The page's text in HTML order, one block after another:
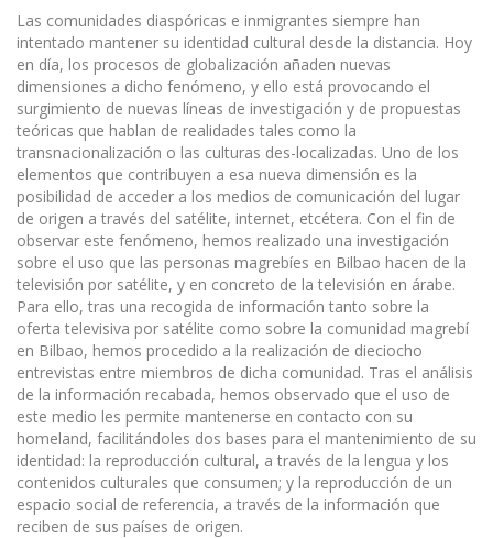
Las comunidades diaspóricas e inmigrantes siempre han
intentado mantener su identidad cultural desde la distancia. Hoy
en día, los procesos de globalización añaden nuevas
dimensiones a dicho fenómeno, y ello está provocando el
surgimiento de nuevas líneas de investigación y de propuestas
teóricas que hablan de realidades tales como la
transnacionalización o las culturas des-localizadas. Uno de los
elementos que contribuyen a esa nueva dimensión es la
posibilidad de acceder a los medios de comunicación del lugar
de origen a través del satélite, internet, etcétera. Con el fin de
observar este fenómeno, hemos realizado una investigación
sobre el uso que las personas magrebíes en Bilbao hacen de la
televisión por satélite, y en concreto de la televisión en árabe.
Para ello, tras una recogida de información tanto sobre la
oferta televisiva por satélite como sobre la comunidad magrebí
en Bilbao, hemos procedido a la realización de dieciocho
entrevistas entre miembros de dicha comunidad. Tras el análisis
de la información recabada, hemos observado que el uso de
este medio les permite mantenerse en contacto con su
homeland, facilitándoles dos bases para el mantenimiento de su
identidad: la reproducción cultural, a través de la lengua y los
contenidos culturales que consumen; y la reproducción de un
espacio social de referencia, a través de la información que
reciben de sus países de origen.